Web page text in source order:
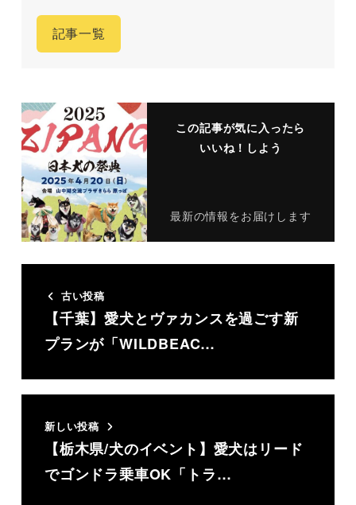
記事一覧
この記事が気に入ったら
いいね！しよう
最新の情報をお届けします
古い投稿
【千葉】愛犬とヴァカンスを過ごす新
プランが「WILDBEAC…
新しい投稿
【栃木県/犬のイベント】愛犬はリード
でゴンドラ乗車OK「トラ…